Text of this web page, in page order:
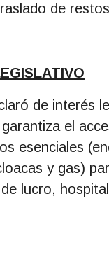
de
de interés
el
esenciales
y gas)
lucro,